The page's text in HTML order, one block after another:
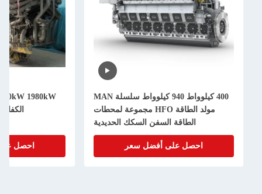
400 كيلوواط 940 كيلوواط سلسلة MAN
مولد الطاقة HFO مجموعة لمحطات
الطاقة السفن السكك الحديدية
احصل على أفضل سعر
الكفاءة MAN L21/31 سلسلة
احصل على